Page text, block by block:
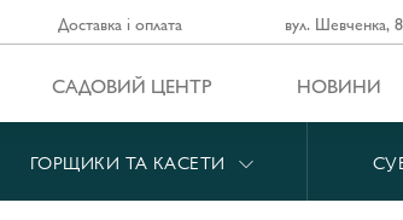
Доставка і оплата вул. Шевченка,
САДОВИЙ ЦЕНТР НОВИНИ
ГОРЩИКИ ТА КАСЕТИ